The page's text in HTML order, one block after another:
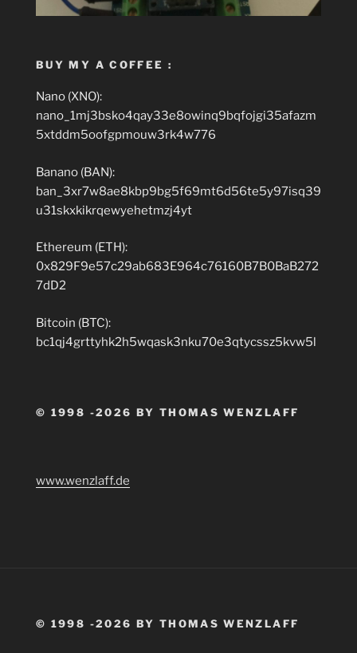
BUY MY A COFFEE :
Nano (XNO):
nano_1mj3bsko4qay33e8owinq9bqfojgi35afazm
5xtddm5oofgpmouw3rk4w776
Banano (BAN):
ban_3xr7w8ae8kbp9bg5f69mt6d56te5y97isq39
u31skxkikrqewyehetmzj4yt
Ethereum (ETH):
0x829F9e57c29ab683E964c76160B7B0BaB272
7dD2
Bitcoin (BTC):
bc1qj4grttyhk2h5wqask3nku70e3qtycssz5kvw5l
© 1998 -2026 BY THOMAS WENZLAFF
www.wenzlaff.de
© 1998 -2026 BY THOMAS WENZLAFF